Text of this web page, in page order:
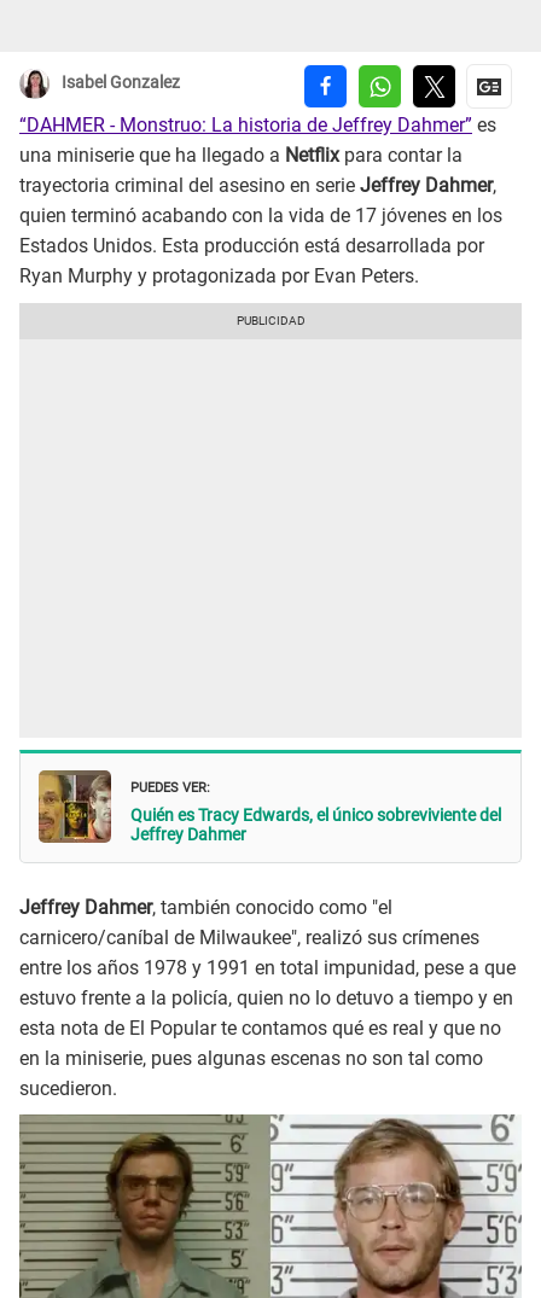
Isabel Gonzalez
“DAHMER - Monstruo: La historia de Jeffrey Dahmer” es
una miniserie que ha llegado a Netflix para contar la
trayectoria criminal del asesino en serie Jeffrey Dahmer,
quien terminó acabando con la vida de 17 jóvenes en los
Estados Unidos. Esta producción está desarrollada por
Ryan Murphy y protagonizada por Evan Peters.
PUEDES VER:
Quién es Tracy Edwards, el único sobreviviente del
Jeffrey Dahmer
Jeffrey Dahmer, también conocido como "el
carnicero/caníbal de Milwaukee", realizó sus crímenes
entre los años 1978 y 1991 en total impunidad, pese a que
estuvo frente a la policía, quien no lo detuvo a tiempo y en
esta nota de El Popular te contamos qué es real y que no
en la miniserie, pues algunas escenas no son tal como
sucedieron.